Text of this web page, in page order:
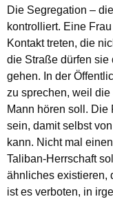
Die Segregation –
kontrolliert. Eine
Kontakt treten, die
die Straße dürfen sie
gehen. In der
zu sprechen, weil
Mann hören soll. Die
sein, damit selbst
kann. Nicht mal
Taliban-Herrschaft
ähnliches existieren,
ist es verboten, in